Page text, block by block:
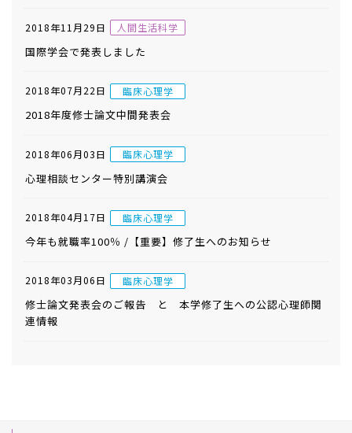
2018年11月29日 人間生活科学
国際学会で発表しました
2018年07月22日 臨床心理学
2018年度修士論文中間発表会
2018年06月03日 臨床心理学
心理相談センター特別講演会
2018年04月17日 臨床心理学
今年も就職率100％ /【重要】修了生へのお知らせ
2018年03月06日 臨床心理学
修士論文発表会のご報告 と 本学修了生への公認心理師関
連情報